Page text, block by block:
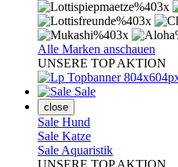
Alle Marken anschauen
UNSERE TOP AKTION
Sale
close
Sale Hund
Sale Katze
Sale Aquaristik
UNSERE TOP AKTION